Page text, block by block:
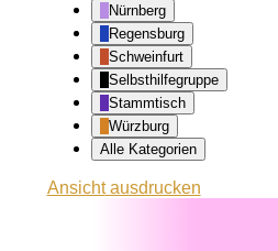
Nürnberg
Regensburg
Schweinfurt
Selbsthilfegruppe
Stammtisch
Würzburg
Alle Kategorien
Ansichtausdrucken